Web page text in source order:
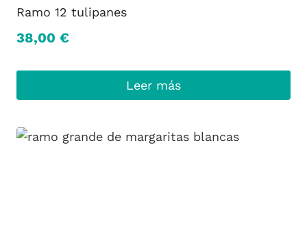
Ramo 12 tulipanes
38,00 €
Leer más